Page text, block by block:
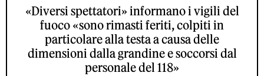
«Diversi spettatori» informano i vigili del
fuoco «sono rimasti feriti, colpiti in
particolare alla testa a causa delle
dimensioni dalla grandine e soccorsi dal
personale del 118»